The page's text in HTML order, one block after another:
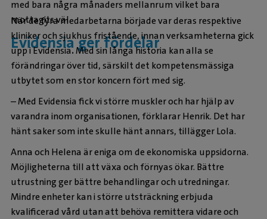
med bara några månaders mellanrum vilket bara
mottagits väl.
Evidensia ger fördelar
När de fyra medarbetarna började var deras respektive
kliniker och sjukhus fristående, innan verksamheterna gick
upp i Evidensia.Med sin långa historia kan alla se
förändringar över tid, särskilt det kompetensmässiga
utbytet som en stor koncern fört med sig.
– Med Evidensia fick vi större muskler och har hjälp av
varandra inom organisationen, förklarar Henrik. Det har
hänt saker som inte skulle hänt annars, tillägger Lola.
Anna och Helena är eniga om de ekonomiska uppsidorna.
Möjligheterna till att växa och förnyas ökar. Bättre
utrustning ger bättre behandlingar och utredningar.
Mindre enheter kan i större utsträckning erbjuda
kvalificerad vård utan att behöva remittera vidare och